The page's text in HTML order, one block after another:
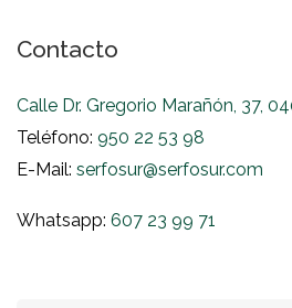
Contacto
Calle Dr. Gregorio Marañón, 37,
Teléfono: 950 22 53 98
E-Mail: serfosur@serfosur.com
Whatsapp: 607 23 99 71